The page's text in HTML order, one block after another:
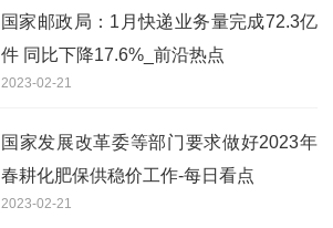
国家邮政局：1月快递业务量完成72.3亿
件 同比下降17.6%_前沿热点
2023-02-21
国家发展改革委等部门要求做好2023年
春耕化肥保供稳价工作-每日看点
2023-02-21